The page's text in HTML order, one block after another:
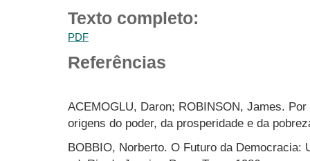
Texto completo:
PDF
Referências
ACEMOGLU, Daron; ROBINSON, James.
origens do poder, da prosperidade e da
BOBBIO, Norberto. O Futuro da Democracia: